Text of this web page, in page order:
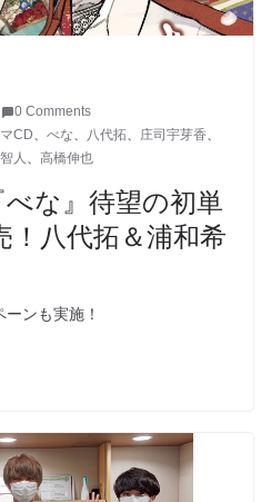
0 Comments
CD、 べな、 八代拓、 庄司宇芽香、
人 、 高橋伸也
な』待望の初単
！八代拓＆浦和希
ンも実施！